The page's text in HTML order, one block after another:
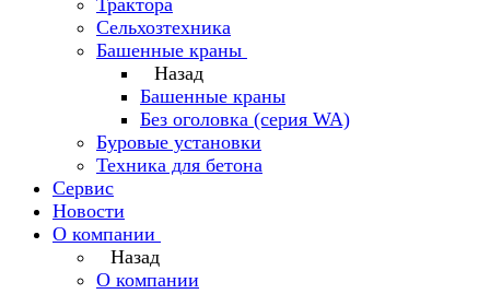
Сельхозтехника
Башенные краны
Назад
Башенные краны
Без оголовка (серия WA)
Буровые установки
Техника для бетона
Сервис
Новости
О компании
Назад
О компании